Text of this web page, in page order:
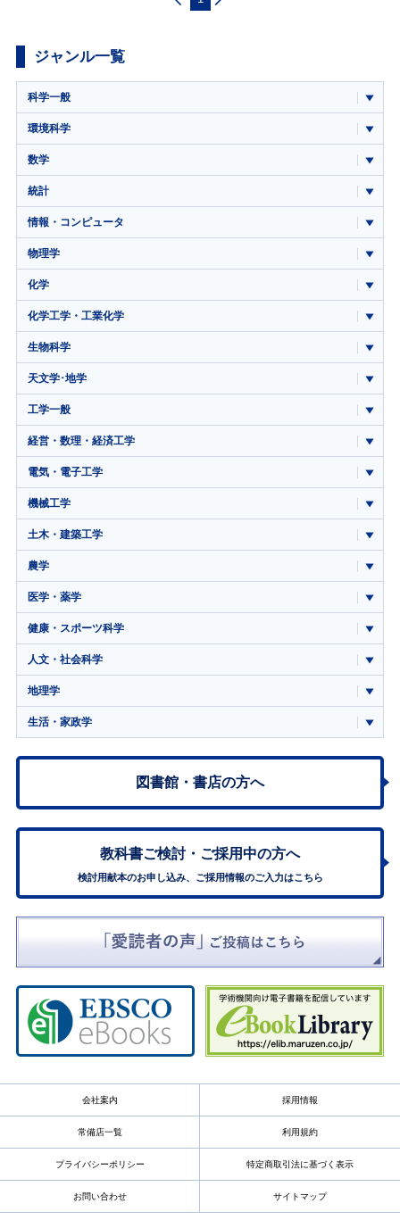
ジャンル一覧
科学一般
環境科学
数学
統計
情報・コンピュータ
物理学
化学
化学工学・工業化学
生物科学
天文学･地学
工学一般
経営・数理・経済工学
電気・電子工学
機械工学
土木・建築工学
農学
医学・薬学
健康・スポーツ科学
人文・社会科学
地理学
生活・家政学
図書館・書店の方へ
教科書ご検討・ ご採用中の方へ
検討用献本のお申し込み、ご採用情報のご入力はこちら
会社案内 採用情報
常備店一覧 利用規約
プライバシーポリシー 特定商取引法に基づく表示
お問い合わせ サイトマップ